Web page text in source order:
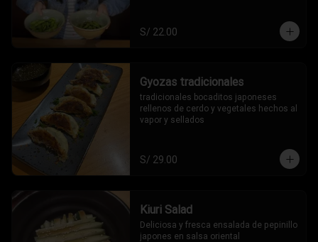
S/ 22.00
Gyozas tradicionales
tradicionales bocaditos japoneses
rellenos de cerdo y vegetales hechos al
vapor y sellados
S/ 29.00
Kiuri Salad
Deliciosa y fresca ensalada de pepinillo
japones en salsa oriental